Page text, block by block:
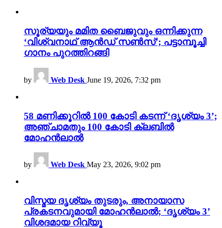
സൂര്യയും മമിത ബൈജുവും ഒന്നിക്കുന്ന
‘വിശ്വനാഥ് ആൻഡ് സൺസ്’; പട്ടാമ്പൂച്ചി
ഗാനം പുറത്തിറങ്ങി
by Web Desk June 19, 2026, 7:32 pm
58 മണിക്കൂറിൽ 100 കോടി കടന്ന് ‘ദൃശ്യം 3’;
അഞ്ചാമതും 100 കോടി ക്ലബിൽ
മോഹൻലാൽ
by Web Desk May 23, 2026, 9:02 pm
വിസ്മയ ദൃശ്യം തുടരും, അനായാസ
പ്രകടനവുമായി മോഹൻലാൽ; ‘ദൃശ്യം 3’
വിശദമായ റിവ്യൂ